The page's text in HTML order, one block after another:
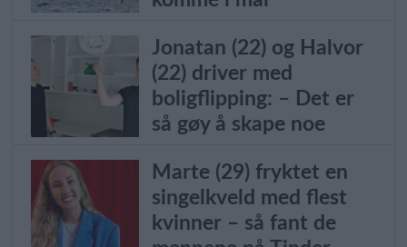
Jonatan (22) og Halvor
(22) driver med
boligflipping: – Det er
så gøy å skape noe
Marte (29) fryktet en
singelkveld med flest
kvinner – så fant de